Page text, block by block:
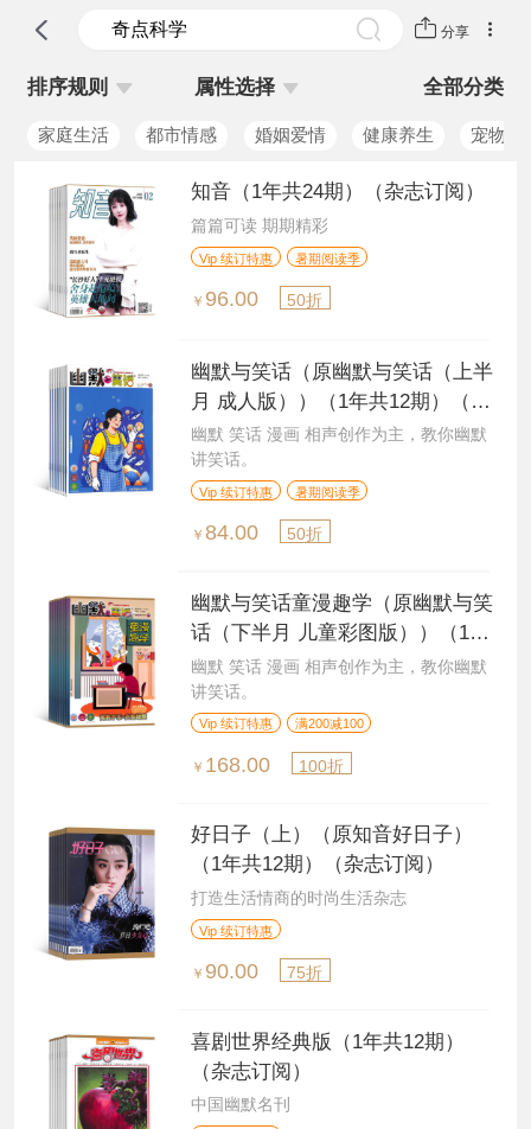
分享
排序规则 属性选择 全部分类
家庭生活 都市情感 婚姻爱情 健康养生 宠物饲
知音（1年共24期）（杂志订阅）
篇篇可读 期期精彩
Vip 续订特惠 暑期阅读季
￥ 96.00 50折
幽默与笑话（原幽默与笑话（上半
月 成人版））（1年共12期）（杂
志订阅）
幽默 笑话 漫画 相声创作为主，教你幽默
讲笑话。
Vip 续订特惠 暑期阅读季
￥84.00 50折
幽默与笑话童漫趣学（原幽默与笑
话（下半月 儿童彩图版））（1年
共12期）（杂志订阅）
幽默 笑话 漫画 相声创作为主，教你幽默
讲笑话。
Vip 续订特惠 满200减100
￥ 168.00 100折
好日子（上）（原知音好日子）
（1年共12期）（杂志订阅）
打造生活情商的时尚生活杂志
Vip 续订特惠
￥ 90.00 75折
喜剧世界经典版（1年共12期）
（杂志订阅）
中国幽默名刊